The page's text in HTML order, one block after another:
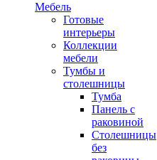
Мебель
Готовые
интерьеры
Коллекции
мебели
Тумбы и
столешницы
Тумба
Панель с
раковиной
Столешницы
без